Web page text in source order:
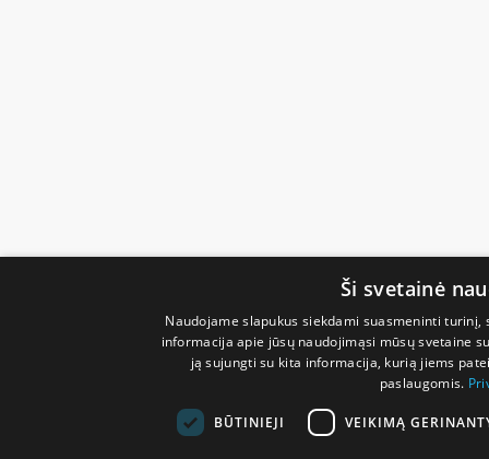
Ši svetainė
Naudojame slapukus siekdami suasmeninti
informacija apie jūsų naudojimąsi mūsų svetaine
ją sujungti su kita informacija, kurią jiems
paslaugomis.
BŪTINIEJI VEIKIMĄ